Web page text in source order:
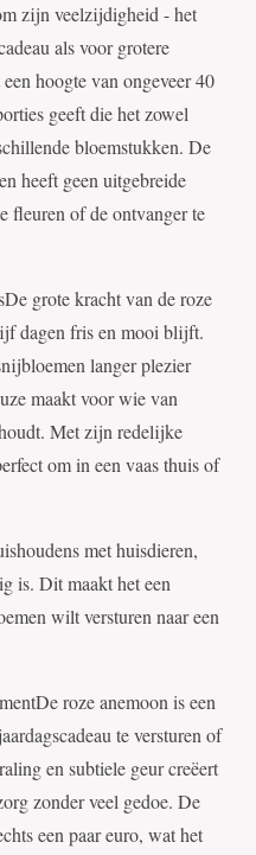
zijn veelzijdigheid - het
als voor grotere
hoogte van ongeveer 40
geeft die het zowel
bloemstukken. De
heeft geen uitgebreide
fleuren of de ontvanger te
grote kracht van de roze
dagen fris en mooi blijft.
langer plezier
maakt voor wie van
Met zijn redelijke
om in een vaas thuis of
met huisdieren,
is. Dit maakt het een
wilt versturen naar een
roze anemoon is een
te versturen of
en subtiele geur creëert
zonder veel gedoe. De
een paar euro, wat het